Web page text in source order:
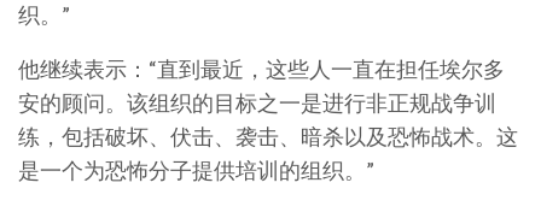
织。”
他继续表示：“直到最近，这些人一直在担任埃尔多
安的顾问。该组织的目标之一是进行非正规战争训
练，包括破坏、伏击、袭击、暗杀以及恐怖战术。这
是一个为恐怖分子提供培训的组织。”